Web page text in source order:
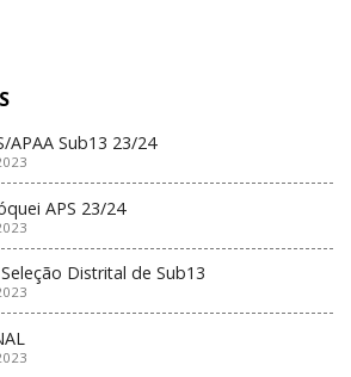
APAA Sub13 23/24
APS 23/24
Distrital de Sub13